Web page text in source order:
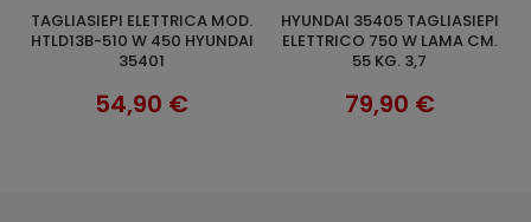
AGGIUNGI AL CARRELLO
TAGLIASIEPI ELETTRICA MOD.
HTLD13B-510 W 450 HYUNDAI
35401
54,90 €
AGGIUNGI AL CARRELLO
HYUNDAI 35405 TAGLIASIEPI
ELETTRICO 750 W LAMA CM.
55 KG. 3,7
79,90 €